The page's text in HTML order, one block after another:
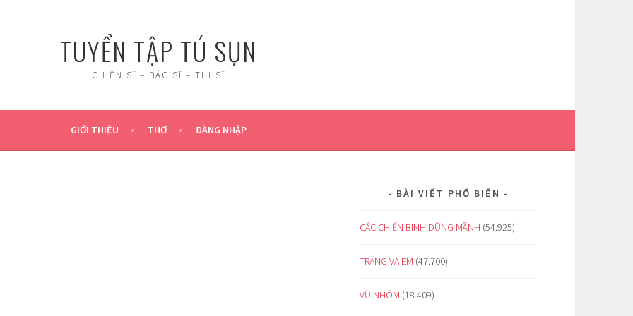
TUYỂN TẬP TÚ SỤN
CHIẾN SĨ – BÁC SĨ – THI SĨ
GIỚI THIỆU THƠ ĐĂNG NHẬP
BÀI VIẾT PHỔ BIẾN
CÁC CHIẾN BINH DŨNG MÃNH (54.925)
TRĂNG VÀ EM (47.700)
VŨ NHÔM (18.409)